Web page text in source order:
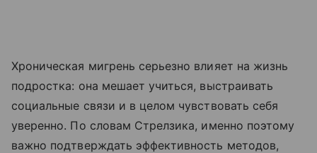
Хроническая мигрень серьезно влияет на жизнь
подростка: она мешает учиться, выстраивать
социальные связи и в целом чувствовать себя
уверенно. По словам Стрелзика, именно поэтому
важно подтверждать эффективность методов,